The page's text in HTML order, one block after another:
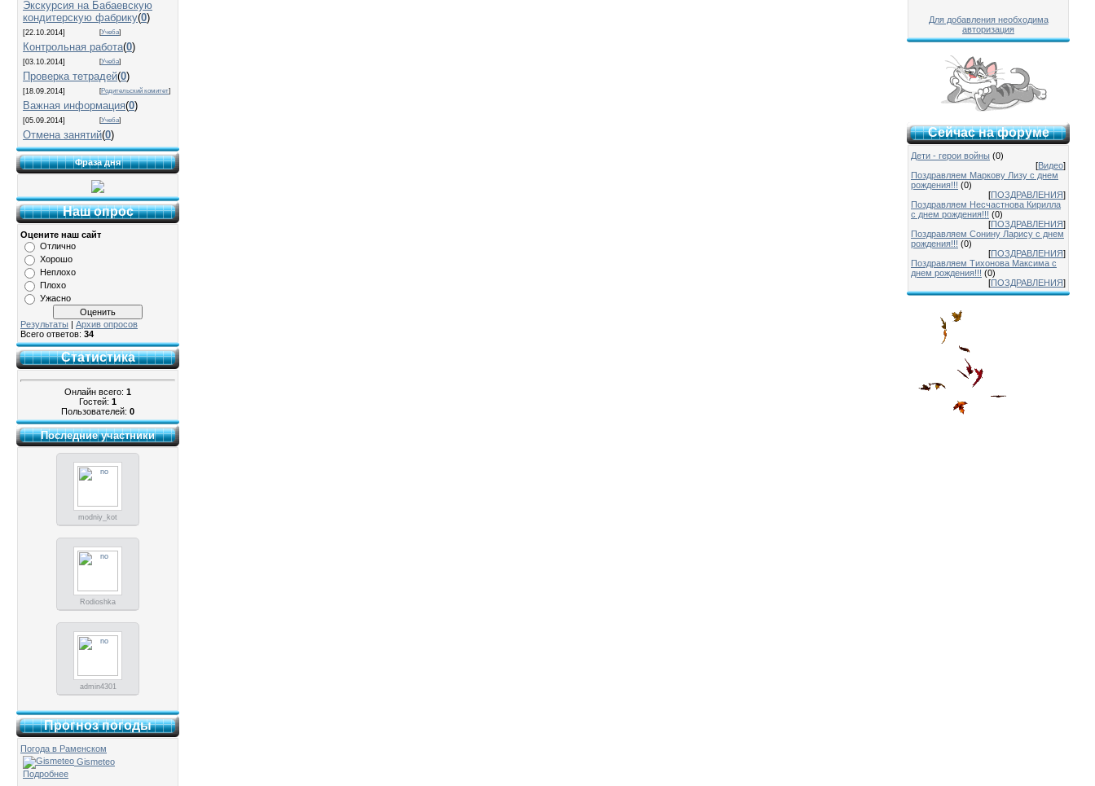
Экскурсия на Бабаевскую
кондитерскую фабрику(0)
[22.10.2014] [Учеба]
Контрольная работа(0)
[03.10.2014] [Учеба]
Проверка тетрадей(0)
[18.09.2014] [Родительский комитет]
Важная информация(0)
[05.09.2014] [Учеба]
Отмена занятий(0)
Фраза дня
Наш опрос
Оцените наш сайт
Отлично
Хорошо
Неплохо
Плохо
Ужасно
Результаты | Архив опросов
Всего ответов: 34
Статистика
Онлайн всего: 1
Гостей: 1
Пользователей: 0
Последние участники
modniy_kot
Rodioshka
admin4301
Прогноз погоды
Погода в Раменском
Gismeteo
Подробнее
Для добавления необходима
авторизация
Сейчас на форуме
Дети - герои войны (0)
[Видео]
Поздравляем Маркову Лизу с днем
рождения!!! (0)
[ПОЗДРАВЛЕНИЯ]
Поздравляем Несчастнова Кирилла
с днем рождения!!! (0)
[ПОЗДРАВЛЕНИЯ]
Поздравляем Сонину Ларису с днем
рождения!!! (0)
[ПОЗДРАВЛЕНИЯ]
Поздравляем Тихонова Максима с
днем рождения!!! (0)
[ПОЗДРАВЛЕНИЯ]